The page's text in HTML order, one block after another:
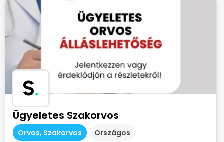
S.
Ügyeletes Szakorvos
Orvos, Szakorvos Országos